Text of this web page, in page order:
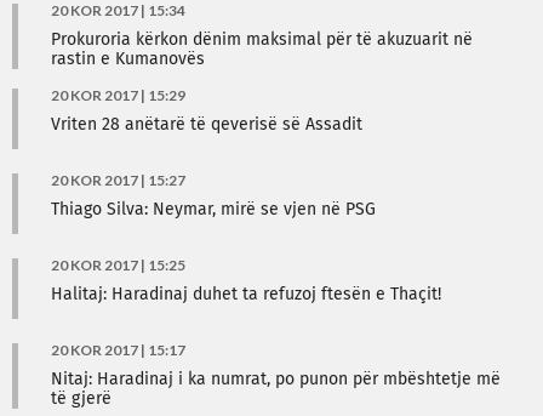
20 KOR 2017 | 15:34
Prokuroria kërkon dënim maksimal për të akuzuarit në
rastin e Kumanovës
20 KOR 2017 | 15:29
Vriten 28 anëtarë të qeverisë së Assadit
20 KOR 2017 | 15:27
Thiago Silva: Neymar, mirë se vjen në PSG
20 KOR 2017 | 15:25
Halitaj: Haradinaj duhet ta refuzoj ftesën e Thaçit!
20 KOR 2017 | 15:17
Nitaj: Haradinaj i ka numrat, po punon për mbështetje më
të gjerë